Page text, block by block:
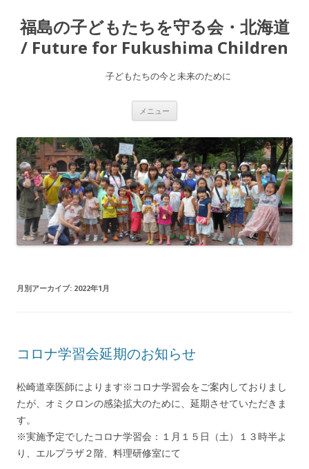
福島の子どもたちを守る会・北海道
/ Future for Fukushima Children
子どもたちの今と未来のために
メニュー
ン
ツ
へ
ス
キ
ッ
プ
月別アーカイブ: 2022年1月
コロナ学習会延期のお知らせ
松崎道幸医師によります※コロナ学習会をご案内しておりまし
たが、オミクロンの感染拡大のために、延期させていただきま
す。
※実施予定でしたコロナ学習会：１月１５日（土）１３時半よ
り、エルプラザ２階、料理研修室にて